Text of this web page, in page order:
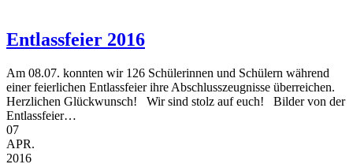
Entlassfeier 2016
Am 08.07. konnten wir 126 Schülerinnen und Schülern während
einer feierlichen Entlassfeier ihre Abschlusszeugnisse überreichen.
Herzlichen Glückwunsch! Wir sind stolz auf euch! Bilder von der
Entlassfeier…
07
APR.
2016